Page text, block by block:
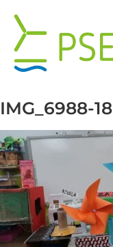
zawartości
IMG_6988-18